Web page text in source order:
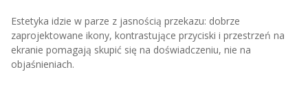
Estetyka idzie w parze z jasnością przekazu: dobrze
zaprojektowane ikony, kontrastujące przyciski i przestrzeń na
ekranie pomagają skupić się na doświadczeniu, nie na
objaśnieniach.